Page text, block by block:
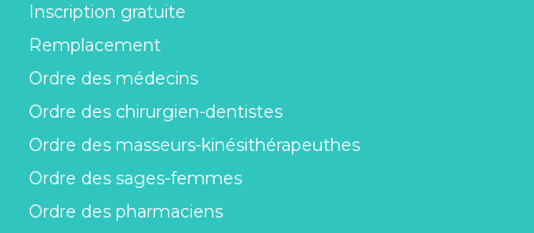
Inscription gratuite
Remplacement
Ordre des médecins
Ordre des chirurgien-dentistes
Ordre des masseurs-kinésithérapeuthes
Ordre des sages-femmes
Ordre des pharmaciens